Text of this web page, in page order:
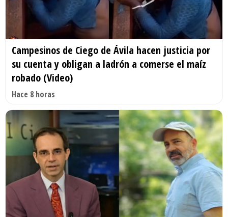
Campesinos de Ciego de Ávila hacen justicia por
su cuenta y obligan a ladrón a comerse el maíz
robado (Video)
Hace 8 horas